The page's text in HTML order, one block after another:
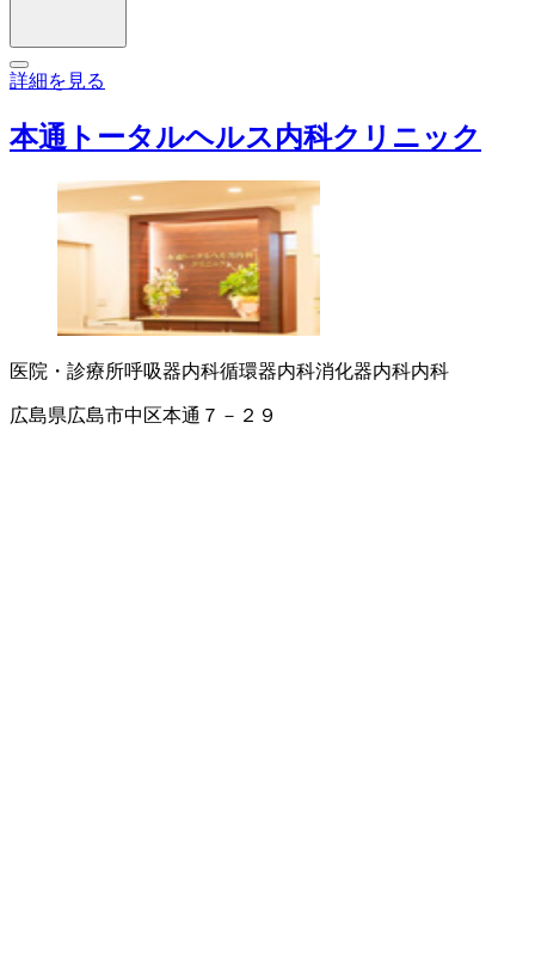
詳細を見る
本通トータルヘルス内科クリニック
医院・診療所呼吸器内科循環器内科消化器内科内科
広島県広島市中区本通７－２９